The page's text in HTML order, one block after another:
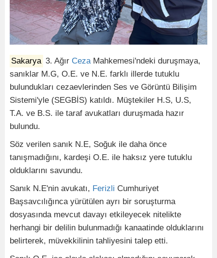
Sakarya 3. Ağır CezaMahkemesi'ndeki duruşmaya,
sanıklar M.G, O.E. ve N.E. farklı illerde tutuklu
bulundukları cezaevlerinden Ses ve Görüntü Bilişim
Sistemi'yle (SEGBİS) katıldı. Müştekiler H.S, U.S,
T.A. ve B.S. ile taraf avukatları duruşmada hazır
bulundu.
Söz verilen sanık N.E, Soğuk ile daha önce
tanışmadığını, kardeşi O.E. ile haksız yere tutuklu
olduklarını savundu.
Sanık N.E'nin avukatı, Ferizli Cumhuriyet
Başsavcılığınca yürütülen ayrı bir soruşturma
dosyasında mevcut davayı etkileyecek nitelikte
herhangi bir delilin bulunmadığı kanaatinde olduklarını
belirterek, müvekkilinin tahliyesini talep etti.